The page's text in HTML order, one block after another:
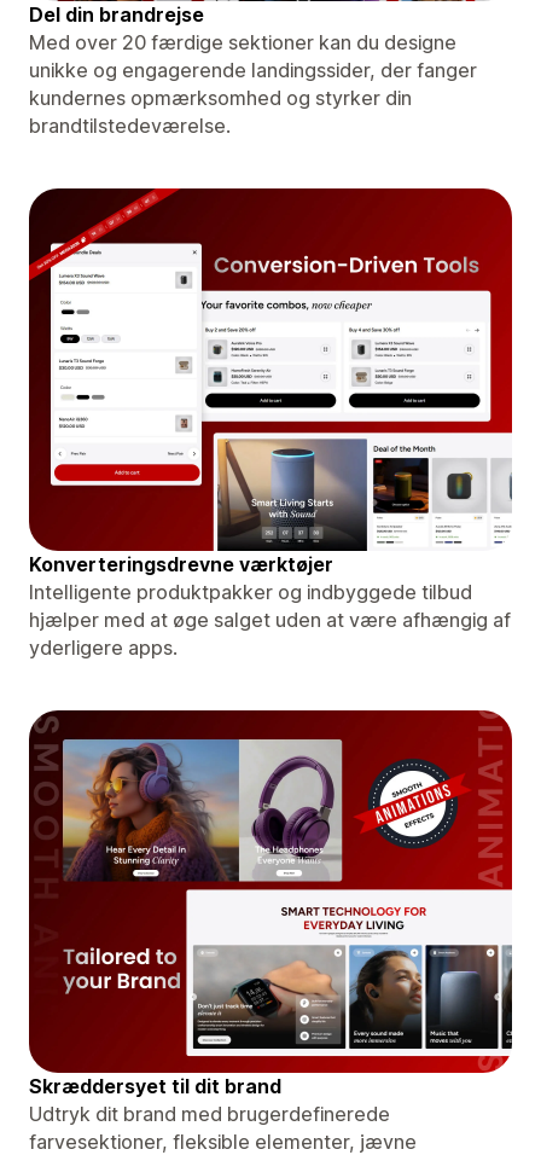
Del din brandrejse
Med over 20 færdige sektioner kan du designe
unikke og engagerende landingssider, der fanger
kundernes opmærksomhed og styrker din
brandtilstedeværelse.
Konverteringsdrevne værktøjer
Intelligente produktpakker og indbyggede tilbud
hjælper med at øge salget uden at være afhængig af
yderligere apps.
Skræddersyet til dit brand
Udtryk dit brand med brugerdefinerede
farvesektioner, fleksible elementer, jævne